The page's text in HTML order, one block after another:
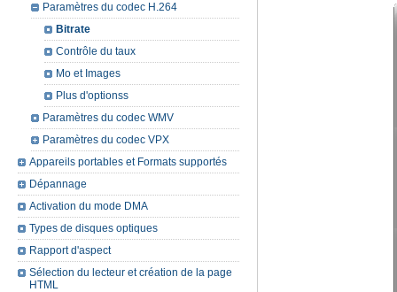
Paramètres du codec H.264
Bitrate
Contrôle du taux
Mo et Images
Plus d'optionss
Paramètres du codec WMV
Paramètres du codec VPX
Appareils portables et Formats supportés
Dépannage
Activation du mode DMA
Types de disques optiques
Rapport d'aspect
Sélection du lecteur et création de la page
HTML